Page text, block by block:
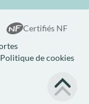
Certifiés NF
Politique de cookies
Data Projekt